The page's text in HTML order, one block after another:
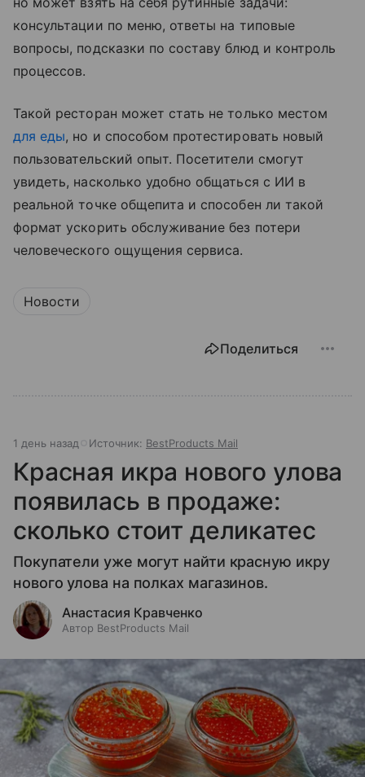
консультации по меню, ответы на типовые
вопросы, подсказки по составу блюд и контроль
процессов.
Такой ресторан может стать не только местом
для еды, но и способом протестировать новый
пользовательский опыт. Посетители смогут
увидеть, насколько удобно общаться с ИИ в
реальной точке общепита и способен ли такой
формат ускорить обслуживание без потери
человеческого ощущения сервиса.
Новости
Поделиться
1 день назад Источник: BestProducts Mail
Красная икра нового улова
появилась в продаже:
сколько стоит деликатес
Покупатели уже могут найти красную икру
нового улова на полках магазинов.
Анастасия Кравченко
Автор BestProducts Mail